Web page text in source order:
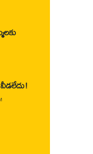
వీడలేదు!